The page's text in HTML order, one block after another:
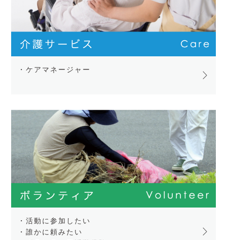
・ケアマネージャー
・活動に参加したい
・誰かに頼みたい